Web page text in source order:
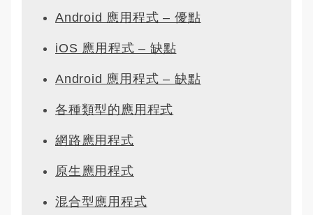
Android 應用程式 – 優點
iOS 應用程式 – 缺點
Android 應用程式 – 缺點
各種類型的應用程式
網路應用程式
原生應用程式
混合型應用程式